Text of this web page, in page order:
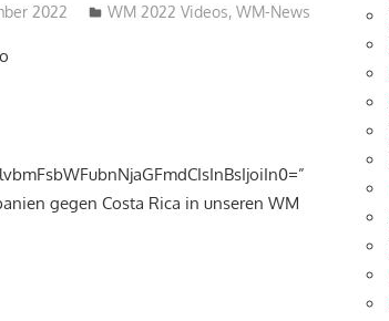
2022 admin_wm2022
WM 2022 Videos,WM-News
gegen Costa Rica in unseren WM